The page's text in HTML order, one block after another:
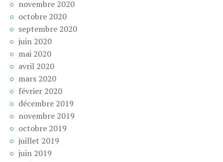
novembre 2020
octobre 2020
septembre 2020
juin 2020
mai 2020
avril 2020
mars 2020
février 2020
décembre 2019
novembre 2019
octobre 2019
juillet 2019
juin 2019